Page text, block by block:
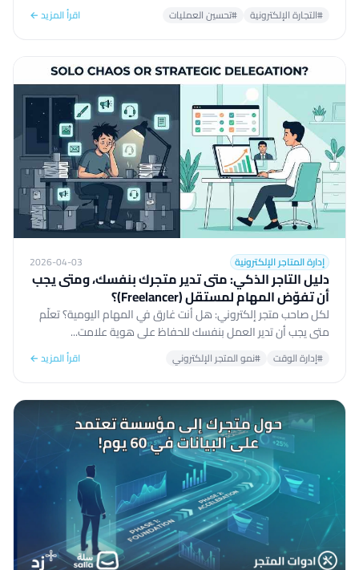
#التجارة الإلكترونية #تحسين العمليات اقرأ المزيد ←
إدارة المتاجر الإلكترونية 2026-04-03
دليل التاجر الذكي: متى تدير متجرك بنفسك، ومتى يجب
أن تفوّض المهام لمستقل (Freelancer)؟
لكل صاحب متجر إلكتروني: هل أنت غارق في المهام اليومية؟ تعلّم
متى يجب أن تدير العمل بنفسك للحفاظ على هوية علامت...
#إدارة الوقت #نمو المتجر الإلكتروني اقرأ المزيد ←